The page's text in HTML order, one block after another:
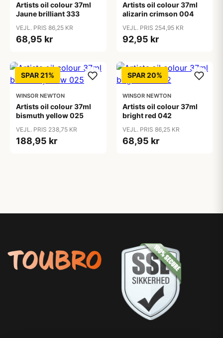
Artists oil colour 37ml
Jaune brilliant 333
VEJL. PRIS 86,25 KR
68,95 kr
Artists oil colour 37ml
alizarin crimson 004
VEJL. PRIS 254,95 KR
92,95 kr
SPAR 21%
WINSOR NEWTON
Artists oil colour 37ml
bismuth yellow 025
VEJL. PRIS 238,75 KR
188,95 kr
SPAR 20%
WINSOR NEWTON
Artists oil colour 37ml
bright red 042
VEJL. PRIS 86,25 KR
68,95 kr